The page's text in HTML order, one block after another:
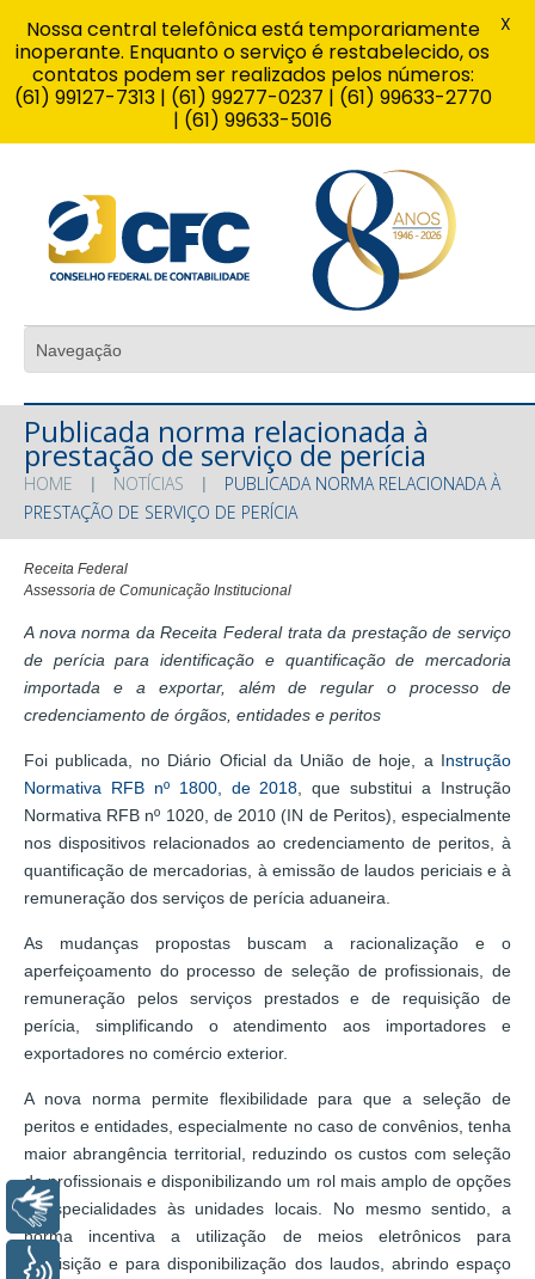
Publicada norma relacionada à
prestação de serviço de perícia
HOME NOTÍCIAS
PUBLICADA NORMA RELACIONADA À
PRESTAÇÃO DE SERVIÇO DE PERÍCIA
Receita Federal
Assessoria de Comunicação Institucional
A nova norma da Receita Federal trata da prestação de serviço
de perícia para identificação e quantificação de mercadoria
importada e a exportar, além de regular o processo de
credenciamento de órgãos, entidades e peritos
Foi publicada, no Diário Oficial da União de hoje, a Instrução
Normativa RFB nº 1800, de 2018 , que substitui a Instrução
Normativa RFB nº 1020, de 2010 (IN de Peritos), especialmente
nos dispositivos relacionados ao credenciamento de peritos, à
quantificação de mercadorias, à emissão de laudos periciais e à
remuneração dos serviços de perícia aduaneira.
As mudanças propostas buscam a racionalização e o
aperfeiçoamento do processo de seleção de profissionais, de
remuneração pelos serviços prestados e de requisição de
perícia, simplificando o atendimento aos importadores e
exportadores no comércio exterior.
A nova norma permite flexibilidade para que a seleção de
peritos e entidades, especialmente no caso de convênios, tenha
maior abrangência territorial, reduzindo os custos com seleção
de profissionais e disponibilizando um rol mais amplo de opções
e especialidades às unidades locais. No mesmo sentido, a
norma incentiva a utilização de meios eletrônicos para
requisição e para disponibilização dos laudos, abrindo espaço
Nossa central telefônica está temporariamente
inoperante. Enquanto o serviço é restabelecido, os
contatos podem ser realizados pelos números:
(61) 99127-7313 | (61) 99277-0237 | (61) 99633-2770
| (61) 99633-5016
X
Libras
Voz